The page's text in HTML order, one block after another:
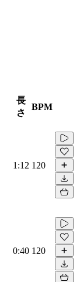
長
さ
BPM
1:12 120
0:40 120